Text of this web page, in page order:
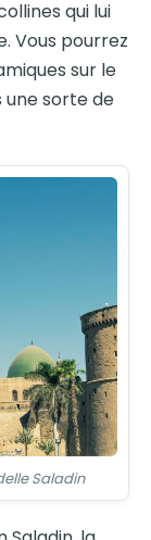
qui lui
Vous pourrez
sur le
une sorte de
Saladin